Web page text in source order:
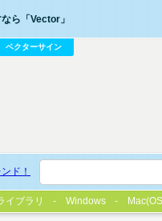
ら「Vector」
ベクターサイン
ド！
イブラリ Windows